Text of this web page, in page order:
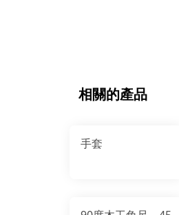
相關的產品
手套